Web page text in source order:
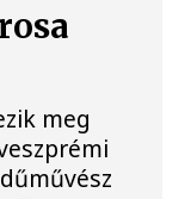
meg